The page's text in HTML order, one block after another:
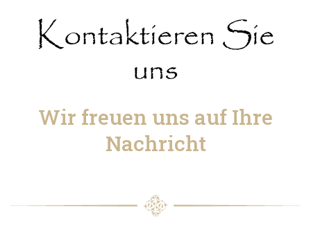
Kontaktieren Sie
uns
Wir freuen uns auf Ihre
Nachricht